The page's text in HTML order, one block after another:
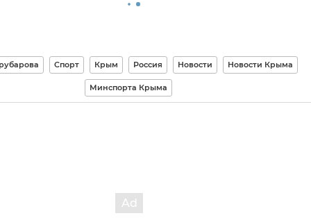
Спорт Крым Россия Новости Новости Крыма
Минспорта Крыма